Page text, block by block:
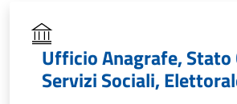
Ufficio Anagrafe, Stato
Servizi Sociali,